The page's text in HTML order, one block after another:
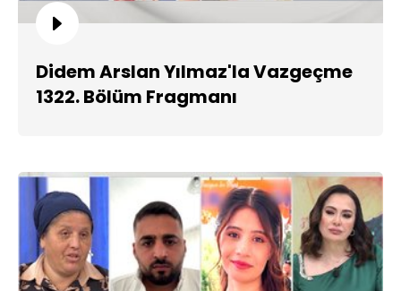
Didem Arslan Yılmaz'la Vazgeçme
1322. Bölüm Fragmanı